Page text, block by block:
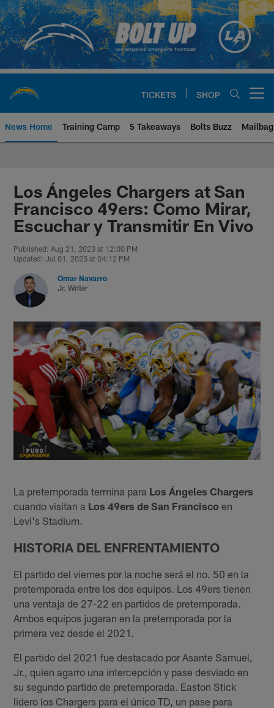
Skip
to
main
content
TICKETS SHOP
News Home Training Camp 5 Takeaways Bolts Buzz Mailbag
Chargers Official Site | Los
Los Ángeles Chargers at San
Francisco 49ers: Como Mirar,
Escuchar y Transmitir En Vivo
Published: Aug 21, 2023 at 12:00 PM
Updated: Jul 01, 2023 at 04:12 PM
Omar Navarro
Jr. Writer
La pretemporada termina para Los Ángeles Chargers
cuando visitan a Los 49ers de San Francisco en
Levi's Stadium.
HISTORIA DEL ENFRENTAMIENTO
El partido del viernes por la noche será el no. 50 en la
pretemporada entre los dos equipos. Los 49ers tienen
una ventaja de 27-22 en partidos de pretemporada.
Ambos equipos jugaran en la pretemporada por la
primera vez desde el 2021.
El partido del 2021 fue destacado por Asante Samuel,
Jr., quien agarro una intercepción y pase desviado en
su segundo partido de pretemporada. Easton Stick
lidero los Chargers para el único TD, un pase para